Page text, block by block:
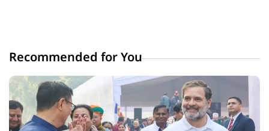
Recommended for You